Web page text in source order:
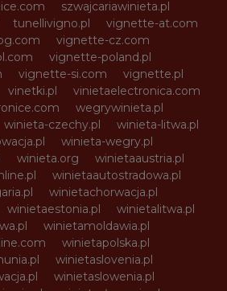
szwajcariawinieta.pl
tunellivigno.pl
vignette-at.com
vignette-cz.com
vignette-poland.pl
vignette-si.com
vignette.pl
vinetki.pl
vinietaelectronica.com
wegrywinieta.pl
winieta-czechy.pl
winieta-litwa.pl
winieta-wegry.pl
winieta.org
winietaaustria.pl
winietaautostradowa.pl
winietachorwacja.pl
winietaestonia.pl
winietalitwa.pl
winietamoldawia.pl
winietapolska.pl
winietaslovenia.pl
winietaslowenia.pl